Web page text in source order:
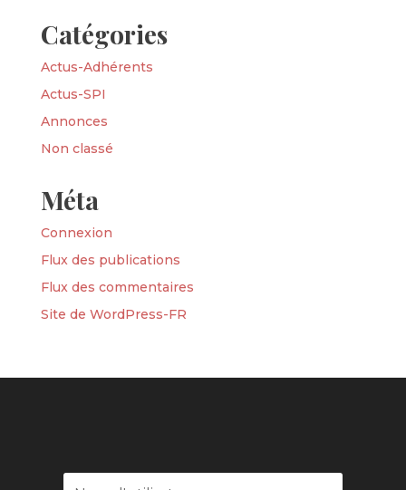
Catégories
Actus-Adhérents
Actus-SPI
Annonces
Non classé
Méta
Connexion
Flux des publications
Flux des commentaires
Site de WordPress-FR